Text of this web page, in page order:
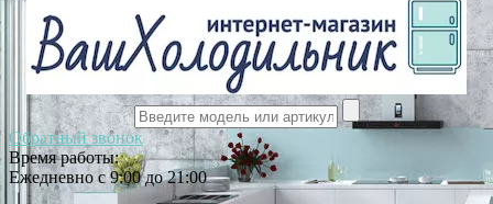
Обратный звонок
Время работы:
Ежедневно с 9:00 до 21:00